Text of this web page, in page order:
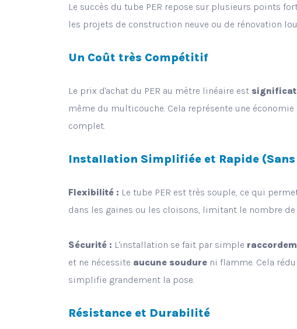
Le succès du tube PER repose sur plusieurs points
les projets de construction neuve ou de rénovation
Un Coût très Compétitif
Le prix d'achat du PER au mètre linéaire est
même du multicouche. Cela représente une
complet.
Installation Simplifiée et Rapide
Flexibilité : Le tube PER est très souple, ce qui
dans les gaines ou les cloisons, limitant le nombre de
Sécurité : L'installation se fait par simple
et ne nécessite aucune soudure ni flamme. Cela
simplifie grandement la pose.
Résistance et Durabilité